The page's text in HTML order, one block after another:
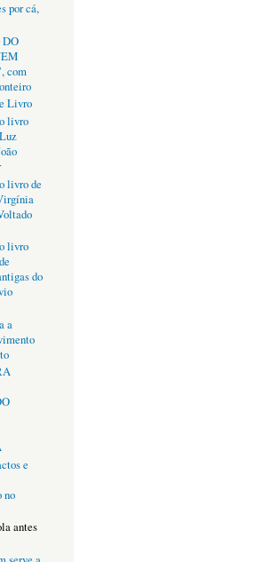
por cá,
DO
com
Livro
livro
livro de
livro
do
a
e
no
antes